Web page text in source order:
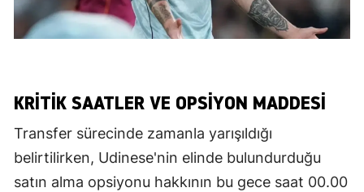
KRİTİK SAATLER VE OPSİYON MADDESİ
Transfer sürecinde zamanla yarışıldığı
belirtilirken, Udinese'nin elinde bulundurduğu
satın alma opsiyonu hakkının bu gece saat 00.00